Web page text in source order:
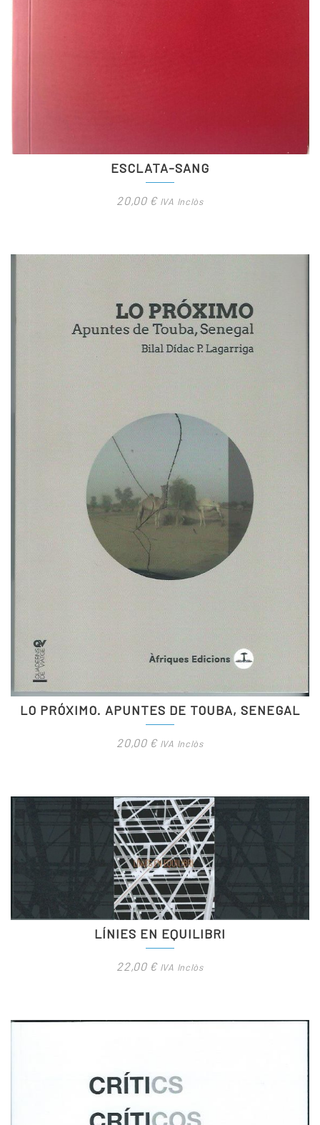
ESCLATA-SANG
20,00 € IVA Inclòs
LO PRÓXIMO. APUNTES DE TOUBA, SENEGAL
20,00 € IVA Inclòs
LÍNIES EN EQUILIBRI
22,00 € IVA Inclòs